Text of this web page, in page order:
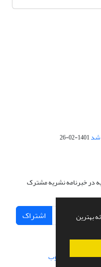
بهترین
1401-02-26
در خبرنامه نشریه مشترک
اشتراک
سازی از سیناوب